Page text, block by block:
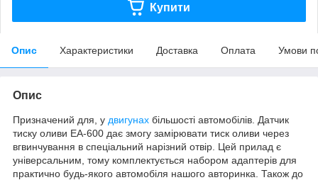
Купити
Опис Характеристики Доставка Оплата Умови
Опис
Призначений для, у двигунах більшості автомобілів. Датчик
тиску оливи EA-600 дає змогу замірювати тиск оливи через
вгвинчування в спеціальний нарізний отвір. Цей прилад є
універсальним, тому комплектується набором адаптерів для
практично будь-якого автомобіля нашого авторинка. Також до